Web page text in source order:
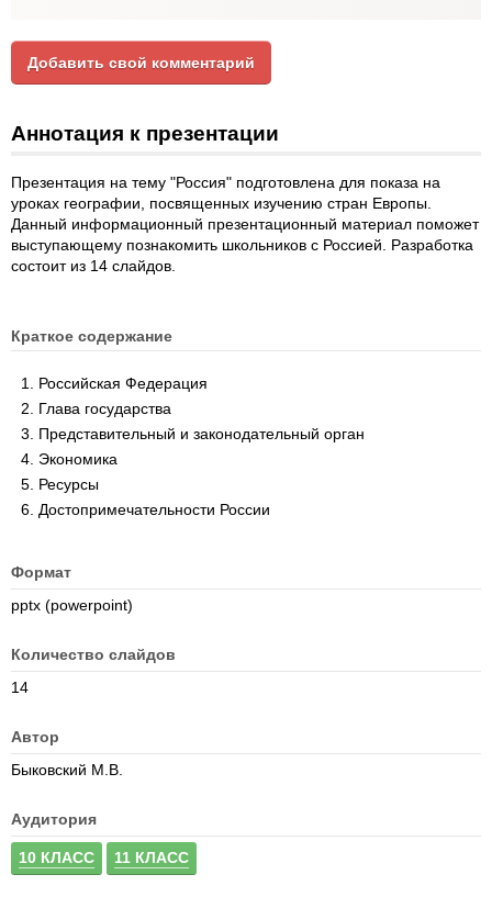
Добавить свой комментарий
Аннотация к презентации
Презентация на тему "Россия" подготовлена для показа на
уроках географии, посвященных изучению стран Европы.
Данный информационный презентационный материал поможет
выступающему познакомить школьников с Россией. Разработка
состоит из 14 слайдов.
Краткое содержание
Российская Федерация
Глава государства
Представительный и законодательный орган
Экономика
Ресурсы
Достопримечательности России
Формат
pptx (powerpoint)
Количество слайдов
14
Автор
Быковский М.В.
Аудитория
10 КЛАСС 11 КЛАСС